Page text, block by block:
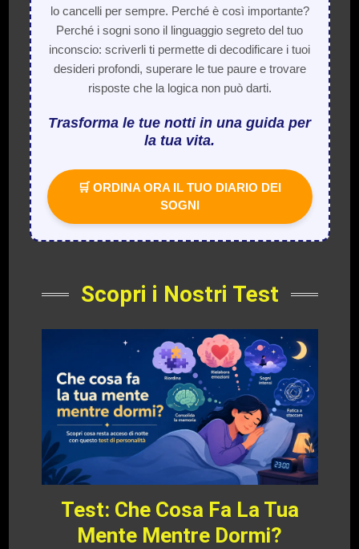
lo cancelli per sempre. Perché è così importante?
Perché i sogni sono il linguaggio segreto del tuo
inconscio: scriverli ti permette di decodificare i tuoi
desideri profondi, superare le tue paure e trovare
risposte che la logica non può darti.
Trasforma le tue notti in una guida per
la tua vita.
🛒 ORDINA ORA IL TUO DIARIO DEI
SOGNI
Scopri i Nostri Test
Test: Che Cosa Fa La Tua
Mente Mentre Dormi?